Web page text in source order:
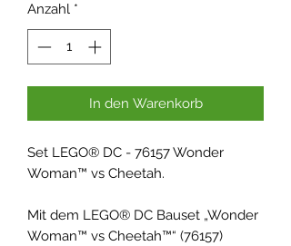
Anzahl *
In den Warenkorb
Set LEGO® DC - 76157 Wonder
Woman™ vs Cheetah.
Mit dem LEGO® DC Bauset „Wonder
Woman™ vs Cheetah™“ (76157)